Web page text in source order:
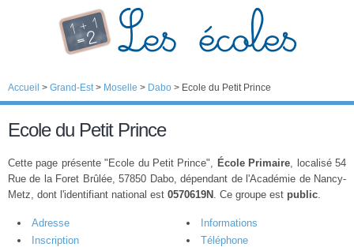
Accueil > Grand-Est> Moselle > Dabo > Ecole du Petit Prince
Ecole du Petit Prince
Cette page présente "Ecole du Petit Prince", École Primaire, localisé 54
Rue de la Foret Brûlée, 57850 Dabo, dépendant de l'Académie de Nancy-
Metz, dont l'identifiant national est 0570619N . Ce groupe est public.
Adresse
Informations
Inscription
Téléphone